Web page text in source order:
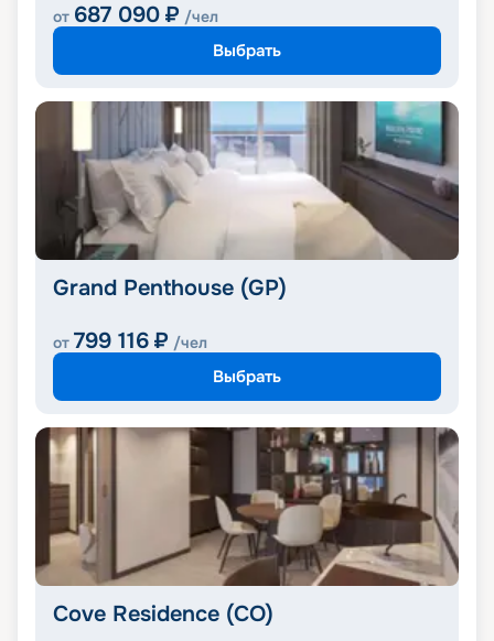
от 687 090 ₽ /чел
Выбрать
Grand Penthouse (GP)
от 799 116 ₽ /чел
Выбрать
Cove Residence (CO)